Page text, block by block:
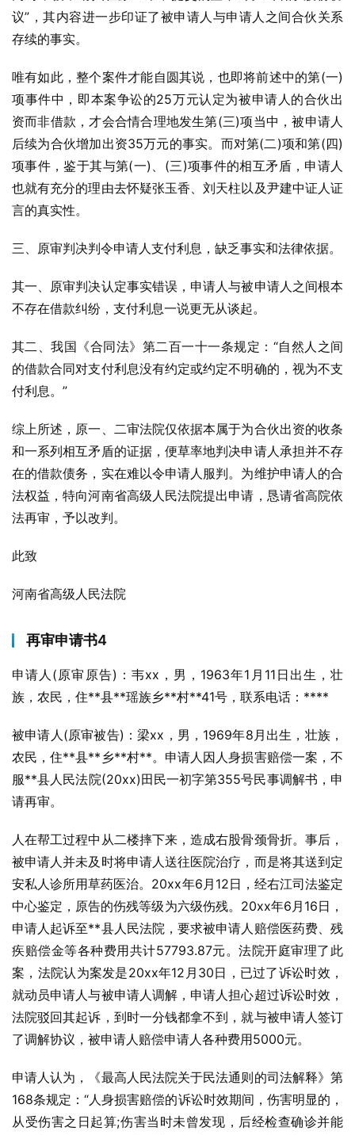
议”，其内容进一步印证了被申请人与申请人之间合伙关系
存续的事实。
唯有如此，整个案件才能自圆其说，也即将前述中的第(一)
项事件中，即本案争讼的25万元认定为被申请人的合伙出
资而非借款，才会合情合理地发生第(三)项当中，被申请人
后续为合伙增加出资35万元的事实。而对第(二)项和第(四)
项事件，鉴于其与第(一)、(三)项事件的相互矛盾，申请人
也就有充分的理由去怀疑张玉香、刘天柱以及尹建中证人证
言的真实性。
三、原审判决判令申请人支付利息，缺乏事实和法律依据。
其一、原审判决认定事实错误，申请人与被申请人之间根本
不存在借款纠纷，支付利息一说更无从谈起。
其二、我国《合同法》第二百一十一条规定：“自然人之间
的借款合同对支付利息没有约定或约定不明确的，视为不支
付利息。”
综上所述，原一、二审法院仅依据本属于为合伙出资的收条
和一系列相互矛盾的证据，便草率地判决申请人承担并不存
在的借款债务，实在难以令申请人服判。为维护申请人的合
法权益，特向河南省高级人民法院提出申请，恳请省高院依
法再审，予以改判。
此致
河南省高级人民法院
再审申请书4
申请人(原审原告)：韦xx，男，1963年1月11日出生，壮
族，农民，住**县**瑶族乡**村**41号，联系电话：****
被申请人(原审被告)：梁xx，男，1969年8月出生，壮族，
农民，住**县**乡**村**。申请人因人身损害赔偿一案，不
服**县人民法院(20xx)田民一初字第355号民事调解书，申
请再审。
人在帮工过程中从二楼摔下来，造成右股骨颈骨折。事后，
被申请人并未及时将申请人送往医院治疗，而是将其送到定
安私人诊所用草药医治。20xx年6月12日，经右江司法鉴定
中心鉴定，原告的伤残等级为六级伤残。20xx年6月16日，
申请人起诉至**县人民法院，要求被申请人赔偿医药费、残
疾赔偿金等各种费用共计57793.87元。法院开庭审理了此
案，法院认为案发是20xx年12月30日，已过了诉讼时效，
就动员申请人与被申请人调解，申请人担心超过诉讼时效，
法院驳回其起诉，到时一分钱都拿不到，就与被申请人签订
了调解协议，被申请人赔偿申请人各种费用5000元。
申请人认为，《最高人民法院关于民法通则的司法解释》第
168条规定：“人身损害赔偿的诉讼时效期间，伤害明显的，
从受伤害之日起算;伤害当时未曾发现，后经检查确诊并能